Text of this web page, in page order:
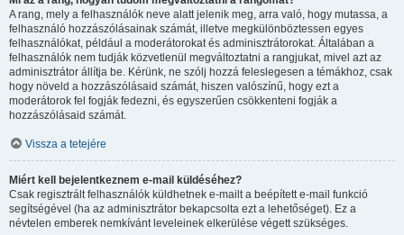
A rang, mely a felhasználók neve alatt jelenik meg, arra való, hogy mutassa, a
felhasználó hozzászólásainak számát, illetve megkülönböztessen egyes
felhasználókat, például a moderátorokat és adminisztrátorokat. Általában a
felhasználók nem tudják közvetlenül megváltoztatni a rangjukat, mivel azt az
adminisztrátor állítja be. Kérünk, ne szólj hozzá feleslegesen a témákhoz, csak
hogy növeld a hozzászólásaid számát, hiszen valószínű, hogy ezt a
moderátorok fel fogják fedezni, és egyszerűen csökkenteni fogják a
hozzászólásaid számát.
Vissza a tetejére
Miért kell bejelentkeznem e-mail küldéséhez?
Csak regisztrált felhasználók küldhetnek e-mailt a beépített e-mail funkció
segítségével (ha az adminisztrátor bekapcsolta ezt a lehetőséget). Ez a
névtelen emberek nemkívánt leveleinek elkerülése végett szükséges.